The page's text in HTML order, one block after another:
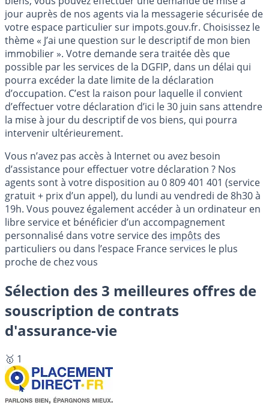
jour auprès de nos agents via la messagerie sécurisée de
votre espace particulier sur impots.gouv.fr. Choisissez le
thème « J’ai une question sur le descriptif de mon bien
immobilier ». Votre demande sera traitée dès que
possible par les services de la DGFIP, dans un délai qui
pourra excéder la date limite de la déclaration
d’occupation. C’est la raison pour laquelle il convient
d’effectuer votre déclaration d’ici le 30 juin sans attendre
la mise à jour du descriptif de vos biens, qui pourra
intervenir ultérieurement.
Vous n’avez pas accès à Internet ou avez besoin
d’assistance pour effectuer votre déclaration ? Nos
agents sont à votre disposition au 0 809 401 401 (service
gratuit + prix d’un appel), du lundi au vendredi de 8h30 à
19h. Vous pouvez également accéder à un ordinateur en
libre service et bénéficier d’un accompagnement
personnalisé dans votre service des impôts des
particuliers ou dans l’espace France services le plus
proche de chez vous
Sélection des 3 meilleures offres de
souscription de contrats
d'assurance-vie
🥇 1